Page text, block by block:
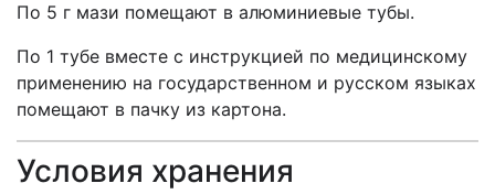
По 5 г мази помещают в алюминиевые тубы.
По 1 тубе вместе с инструкцией по медицинскому
применению на государственном и русском языках
помещают в пачку из картона.
Условия хранения